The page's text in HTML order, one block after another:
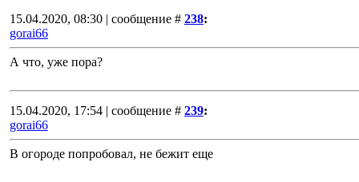
15.04.2020, 08:30 | сообщение # 238:
gorai66
А что, уже пора?
15.04.2020, 17:54 | сообщение # 239:
gorai66
В огороде попробовал, не бежит еще